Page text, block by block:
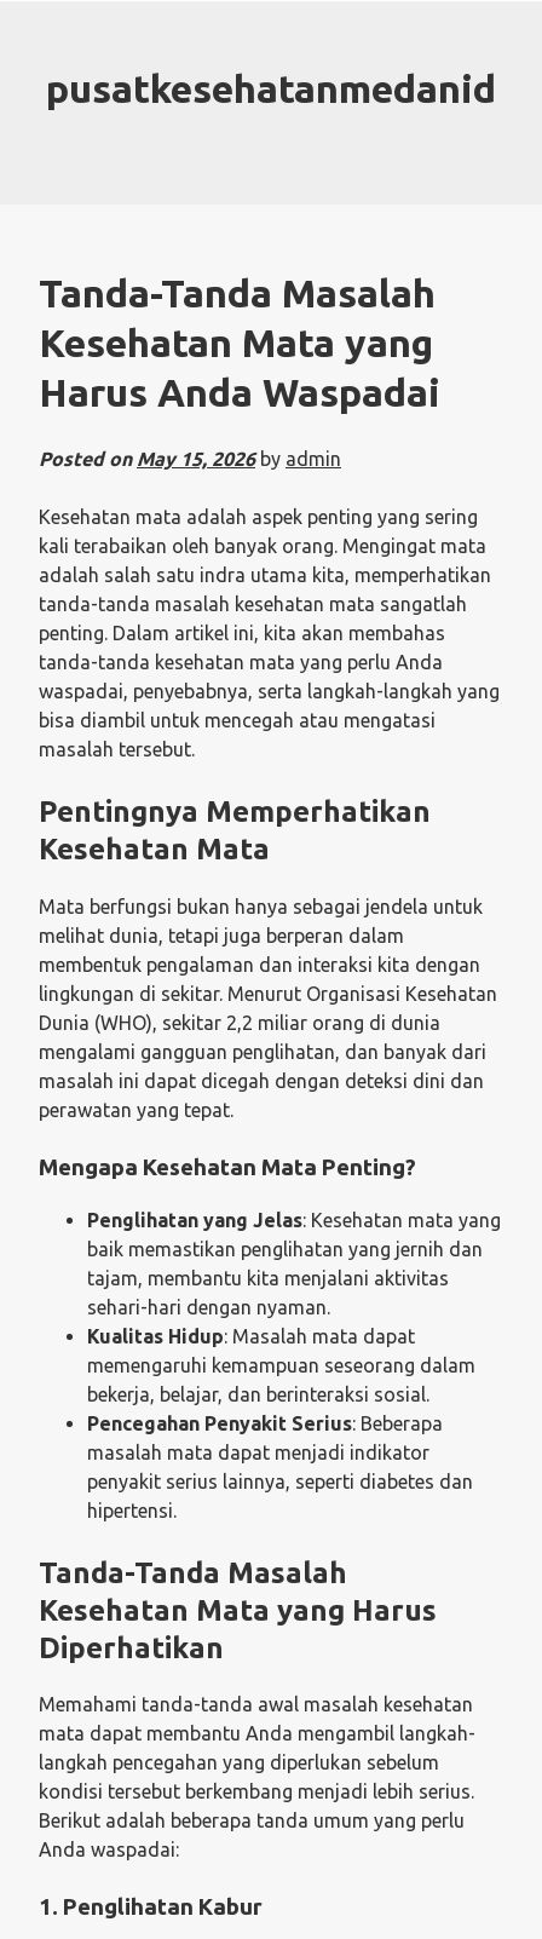
pusatkesehatanmedanid
Tanda-Tanda Masalah
Kesehatan Mata yang
Harus Anda Waspadai
Posted on May 15, 2026by admin
Kesehatan mata adalah aspek penting yang sering
kali terabaikan oleh banyak orang. Mengingat mata
adalah salah satu indra utama kita, memperhatikan
tanda-tanda masalah kesehatan mata sangatlah
penting. Dalam artikel ini, kita akan membahas
tanda-tanda kesehatan mata yang perlu Anda
waspadai, penyebabnya, serta langkah-langkah yang
bisa diambil untuk mencegah atau mengatasi
masalah tersebut.
Pentingnya Memperhatikan
Kesehatan Mata
Mata berfungsi bukan hanya sebagai jendela untuk
melihat dunia, tetapi juga berperan dalam
membentuk pengalaman dan interaksi kita dengan
lingkungan di sekitar. Menurut Organisasi Kesehatan
Dunia (WHO), sekitar 2,2 miliar orang di dunia
mengalami gangguan penglihatan, dan banyak dari
masalah ini dapat dicegah dengan deteksi dini dan
perawatan yang tepat.
Mengapa Kesehatan Mata Penting?
Penglihatan yang Jelas: Kesehatan mata yang
baik memastikan penglihatan yang jernih dan
tajam, membantu kita menjalani aktivitas
sehari-hari dengan nyaman.
Kualitas Hidup: Masalah mata dapat
memengaruhi kemampuan seseorang dalam
bekerja, belajar, dan berinteraksi sosial.
Pencegahan Penyakit Serius: Beberapa
masalah mata dapat menjadi indikator
penyakit serius lainnya, seperti diabetes dan
hipertensi.
Tanda-Tanda Masalah
Kesehatan Mata yang Harus
Diperhatikan
Memahami tanda-tanda awal masalah kesehatan
mata dapat membantu Anda mengambil langkah-
langkah pencegahan yang diperlukan sebelum
kondisi tersebut berkembang menjadi lebih serius.
Berikut adalah beberapa tanda umum yang perlu
Anda waspadai:
1. Penglihatan Kabur